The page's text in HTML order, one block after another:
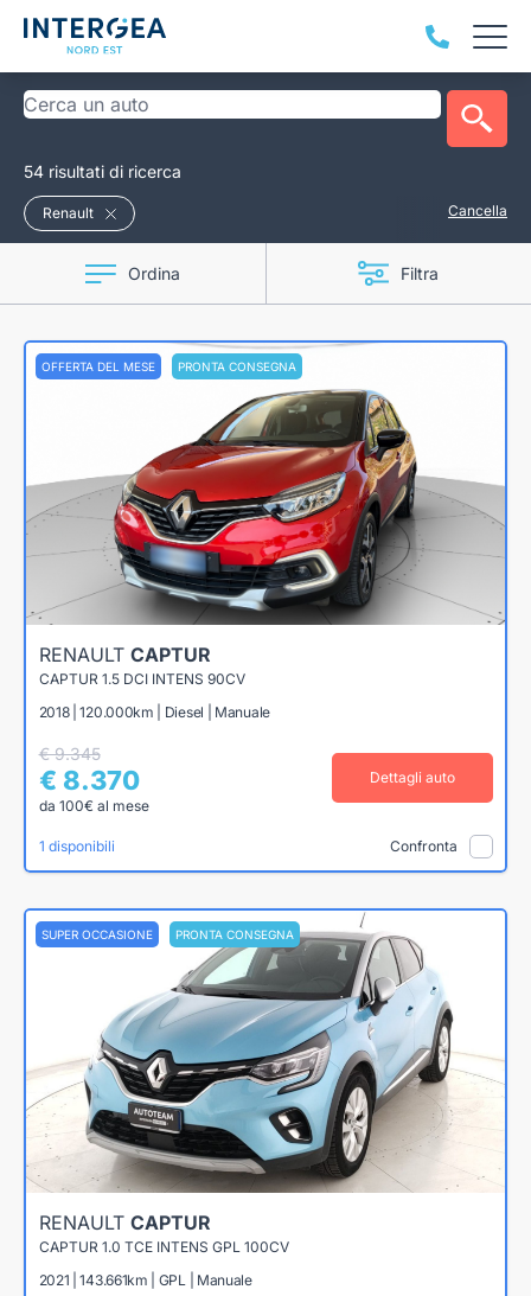
54 risultati di ricerca
Renault Cancella
Ordina Filtra
OFFERTA DEL MESE PRONTA CONSEGNA
RENAULT CAPTUR
CAPTUR 1.5 DCI INTENS 90CV
2018 | 120.000km | Diesel | Manuale
€ 9.345
€ 8.370
da 100€ al mese
Dettagli auto
1 disponibili Confronta
SUPER OCCASIONE PRONTA CONSEGNA
RENAULT CAPTUR
CAPTUR 1.0 TCE INTENS GPL 100CV
2021 | 143.661km | GPL | Manuale